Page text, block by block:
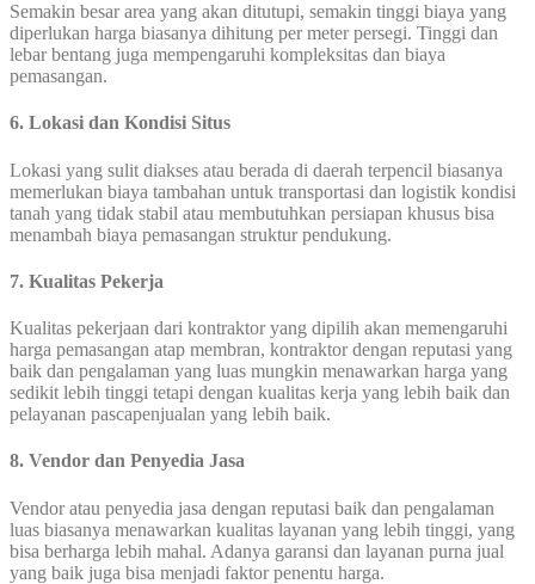
Semakin besar area yang akan ditutupi, semakin tinggi biaya yang
diperlukan harga biasanya dihitung per meter persegi. Tinggi dan
lebar bentang juga mempengaruhi kompleksitas dan biaya
pemasangan.
6. Lokasi dan Kondisi Situs
Lokasi yang sulit diakses atau berada di daerah terpencil biasanya
memerlukan biaya tambahan untuk transportasi dan logistik kondisi
tanah yang tidak stabil atau membutuhkan persiapan khusus bisa
menambah biaya pemasangan struktur pendukung.
7. Kualitas Pekerja
Kualitas pekerjaan dari kontraktor yang dipilih akan memengaruhi
harga pemasangan atap membran, kontraktor dengan reputasi yang
baik dan pengalaman yang luas mungkin menawarkan harga yang
sedikit lebih tinggi tetapi dengan kualitas kerja yang lebih baik dan
pelayanan pascapenjualan yang lebih baik.
8. Vendor dan Penyedia Jasa
Vendor atau penyedia jasa dengan reputasi baik dan pengalaman
luas biasanya menawarkan kualitas layanan yang lebih tinggi, yang
bisa berharga lebih mahal. Adanya garansi dan layanan purna jual
yang baik juga bisa menjadi faktor penentu harga.